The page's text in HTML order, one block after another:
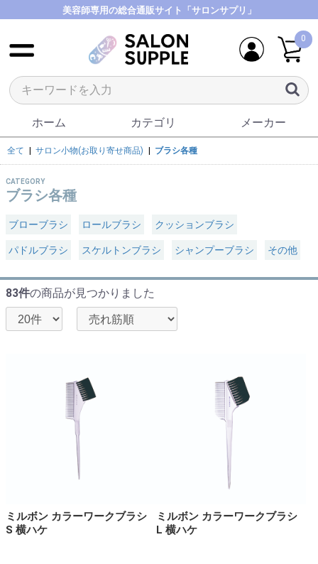
美容師専用の総合通販サイト「サロンサプリ」
0
ホーム カテゴリ メーカー
全て サロン小物(お取り寄せ商品) ブラシ各種
CATEGORY
ブラシ各種
ブローブラシ ロールブラシ クッションブラシ
パドルブラシ スケルトンブラシ シャンプーブラシ その他
83件の商品が見つかりました
ミルボン カラーワークブラシ
S 横ハケ
ミルボン カラーワークブラシ
L 横ハケ